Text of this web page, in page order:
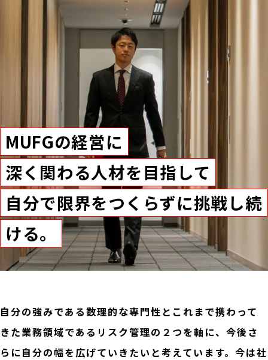
MUFGの経営に
深く関わる人材を目指して
自分で限界をつくらずに挑戦し続
ける。
自分の強みである数理的な専門性とこれまで携わって
きた業務領域であるリスク管理の２つを軸に、今後さ
らに自分の幅を広げていきたいと考えています。今は社